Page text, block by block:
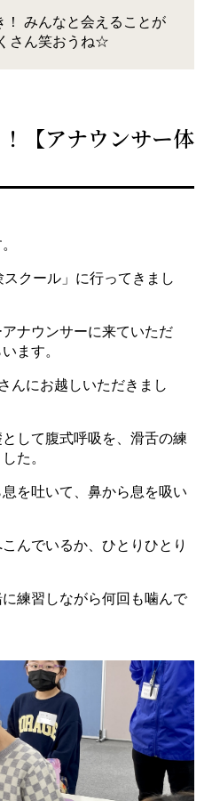
みんなと会えることが
さん笑おうね☆
【アナウンサー体
クール」に行ってきまし
ナウンサーに来ていただ
ます。
んにお越しいただきまし
して腹式呼吸を、滑舌の練
た。
を吐いて、鼻から息を吸い
んでいるか、ひとりひとり
練習しながら何回も噛んで